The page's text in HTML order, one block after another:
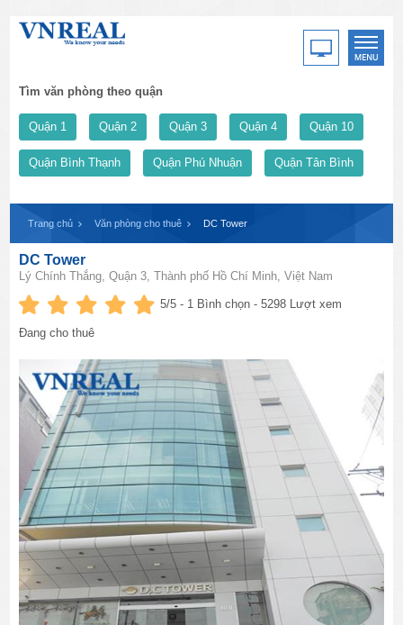
Tìm văn phòng theo quận
Quận 1 Quận 2 Quận 3 Quận 4 Quận 10
Quận Bình Thạnh Quận Phú Nhuận Quận Tân Bình
Trang chủ Văn phòng cho thuê DC Tower
DC Tower
Lý Chính Thắng, Quận 3, Thành phố Hồ Chí Minh, Việt Nam
5/5 - 1 Bình chọn - 5298 Lượt xem
Đang cho thuê